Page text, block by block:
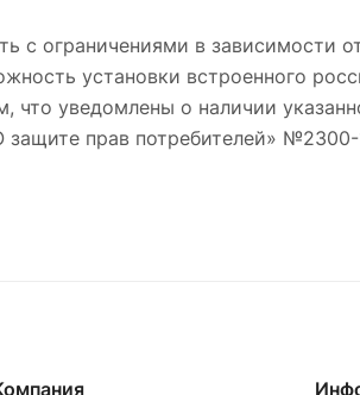
с ограничениями в зависимости
установки встроенного
что уведомлены о наличии
прав потребителей» №2300-